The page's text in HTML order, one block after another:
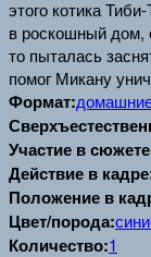
этого котика
в роскошный дом,
то пыталась
помог Микану
Формат:
Участие в
Действие в
Положение в
Цвет/порода:
Количество:1